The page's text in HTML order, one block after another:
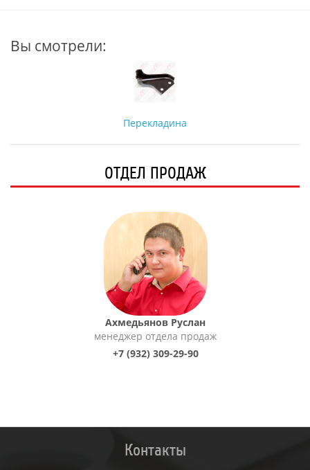
Вы смотрели:
Перекладина
ОТДЕЛ ПРОДАЖ
Ахмедьянов Руслан
менеджер отдела продаж
+7 (932) 309-29-90
Контакты